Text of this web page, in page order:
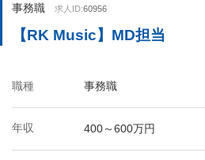
事務職 求人ID:60956
【RK Music】MD担当
職種 事務職
年収 400～600万円